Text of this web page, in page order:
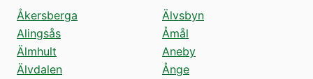
Åkersberga
Alingsås
Älmhult
Älvdalen
Älvsbyn
Åmål
Aneby
Ånge